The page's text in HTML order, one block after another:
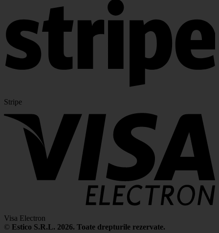
Stripe
Visa Electron
© Estico S.R.L. 2026. Toate drepturile rezervate.